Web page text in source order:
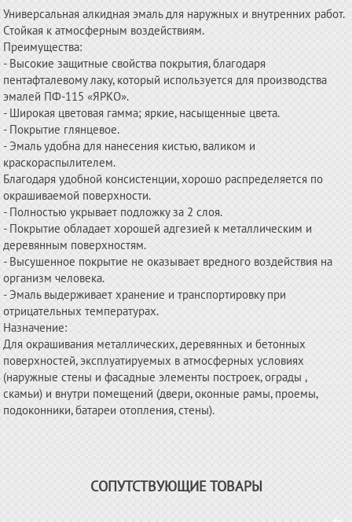
Универсальная алкидная эмаль для наружных и внутренних работ.
Стойкая к атмосферным воздействиям.
Преимущества:
- Высокие защитные свойства покрытия, благодаря
пентафталевому лаку, который используется для производства
эмалей ПФ-115 «ЯРКО».
- Широкая цветовая гамма; яркие, насыщенные цвета.
- Покрытие глянцевое.
- Эмаль удобна для нанесения кистью, валиком и
краскораспылителем.
Благодаря удобной консистенции, хорошо распределяется по
окрашиваемой поверхности.
- Полностью укрывает подложку за 2 слоя.
- Покрытие обладает хорошей адгезией к металлическим и
деревянным поверхностям.
- Высушенное покрытие не оказывает вредного воздействия на
организм человека.
- Эмаль выдерживает хранение и транспортировку при
отрицательных температурах.
Назначение:
Для окрашивания металлических, деревянных и бетонных
поверхностей, эксплуатируемых в атмосферных условиях
(наружные стены и фасадные элементы построек, ограды ,
скамьи) и внутри помещений (двери, оконные рамы, проемы,
подоконники, батареи отопления, стены).
СОПУТСТВУЮЩИЕ ТОВАРЫ